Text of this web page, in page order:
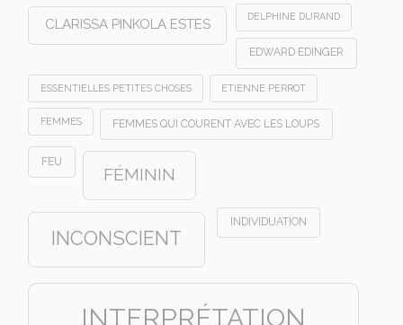
CLARISSA PINKOLA ESTES DELPHINE DURAND
EDWARD EDINGER
ESSENTIELLES PETITES CHOSES ETIENNE PERROT
FEMMES FEMMES QUI COURENT AVEC LES LOUPS
FEU
FÉMININ
INCONSCIENT
INDIVIDUATION
INTERPRÉTATION